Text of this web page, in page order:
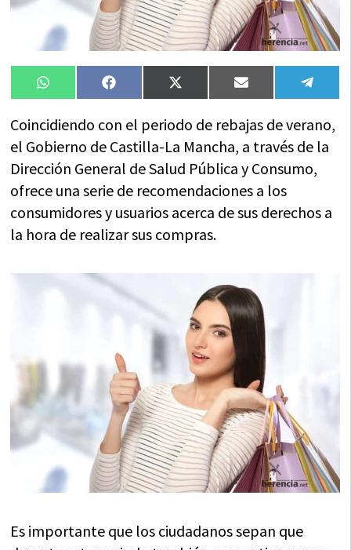
Compartir
en
WhatsAppCompartir
en
FacebookCompartir
en
X
(Twitter)
Compartir
en
Email
en
Coincidiendo con el periodo de rebajas de verano,
el Gobierno de Castilla-La Mancha, a través de la
Dirección General de Salud Pública y Consumo,
ofrece una serie de recomendaciones a los
consumidores y usuarios acerca de sus derechos a
la hora de realizar sus compras.
Es importante que los ciudadanos sepan que